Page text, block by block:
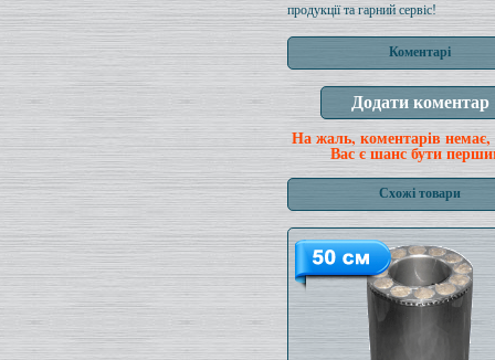
продукції та гарний сервіс!
Коментарі
На жаль, коментарів немає,
Вас є шанс бути
Схожі товари